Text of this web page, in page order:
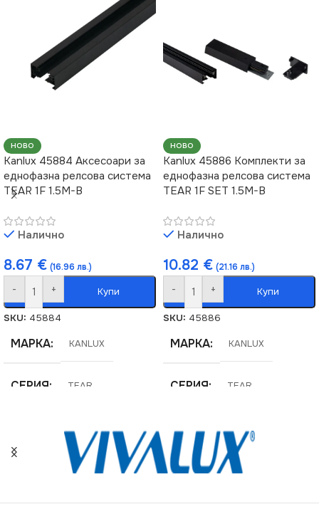
НОВО
Kanlux 45884 Аксесоари за
еднофазна релсова система
TEAR 1F 1.5M-B
Налично
8.67 € (16.96 лв.)
- + Купи
SKU: 45884
МАРКА KANLUX
СЕРИЯ TEAR
ДЪЛЖИНА 1.5 m
НОВО
Kanlux 45886 Комплекти за
еднофазна релсова система
TEAR 1F SET 1.5M-B
Налично
10.82 € (21.16 лв.)
- + Купи
SKU: 45886
МАРКА KANLUX
СЕРИЯ TEAR
ЦВЯТ
НАПРЕЖЕНИЕ (V)
220V